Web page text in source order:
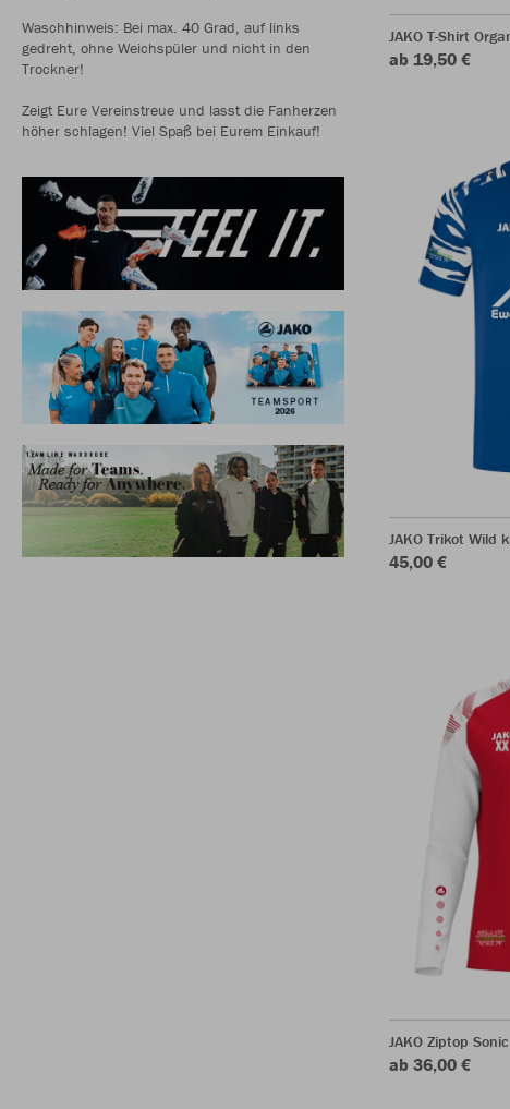
Waschhinweis: Bei max. 40 Grad, auf links
gedreht, ohne Weichspüler und nicht in den
Trockner!
Zeigt Eure Vereinstreue und lasst die Fanherzen
höher schlagen! Viel Spaß bei Eurem Einkauf!
JAKO T-Shirt
ab 19,50 €
JAKO Trikot Wild
45,00 €
JAKO Ziptop Sonic
ab 36,00 €